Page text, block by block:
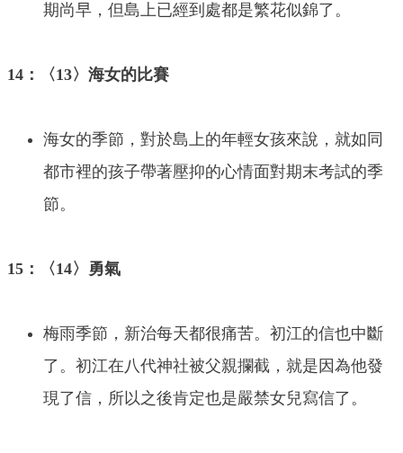
期尚早，但島上已經到處都是繁花似錦了。
14：〈13〉海女的比賽
海女的季節，對於島上的年輕女孩來說，就如同
都市裡的孩子帶著壓抑的心情面對期末考試的季
節。
15：〈14〉勇氣
梅雨季節，新治每天都很痛苦。初江的信也中斷
了。初江在八代神社被父親攔截，就是因為他發
現了信，所以之後肯定也是嚴禁女兒寫信了。